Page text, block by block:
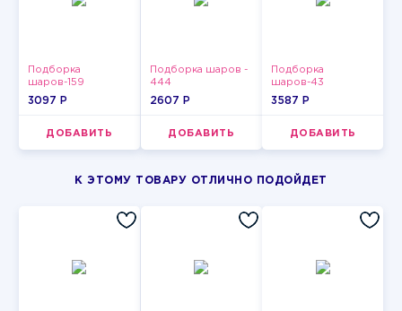
Подборка
шаров-159
3097 P
ДОБАВИТЬ
Подборка шаров -
444
2607 P
ДОБАВИТЬ
Подборка
шаров-43
3587 P
ДОБАВИТЬ
К ЭТОМУ ТОВАРУ ОТЛИЧНО ПОДОЙДЕТ